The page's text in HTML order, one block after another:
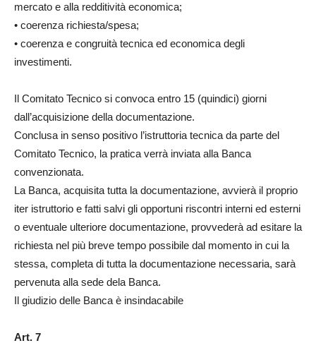
mercato e alla redditività economica;
• coerenza richiesta/spesa;
• coerenza e congruità tecnica ed economica degli
investimenti.
Il Comitato Tecnico si convoca entro 15 (quindici) giorni
dall’acquisizione della documentazione.
Conclusa in senso positivo l’istruttoria tecnica da parte del
Comitato Tecnico, la pratica verrà inviata alla Banca
convenzionata.
La Banca, acquisita tutta la documentazione, avvierà il proprio
iter istruttorio e fatti salvi gli opportuni riscontri interni ed esterni
o eventuale ulteriore documentazione, provvederà ad esitare la
richiesta nel più breve tempo possibile dal momento in cui la
stessa, completa di tutta la documentazione necessaria, sarà
pervenuta alla sede dela Banca.
Il giudizio delle Banca è insindacabile
Art. 7